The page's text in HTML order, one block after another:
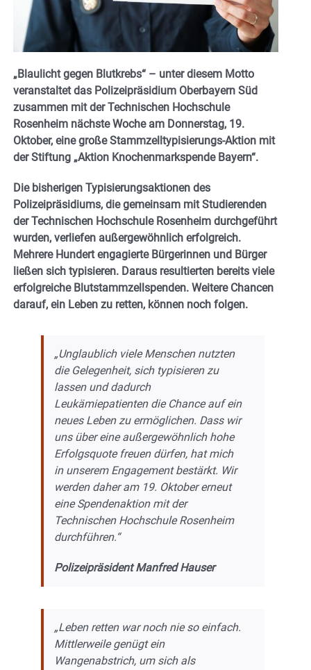
„Blaulicht gegen Blutkrebs“ – unter diesem Motto
veranstaltet das Polizeipräsidium Oberbayern Süd
zusammen mit der Technischen Hochschule
Rosenheim nächste Woche am Donnerstag, 19.
Oktober, eine große Stammzelltypisierungs-Aktion mit
der Stiftung „Aktion Knochenmarkspende Bayern“.
Die bisherigen Typisierungsaktionen des
Polizeipräsidiums, die gemeinsam mit Studierenden
der Technischen Hochschule Rosenheim durchgeführt
wurden, verliefen außergewöhnlich erfolgreich.
Mehrere Hundert engagierte Bürgerinnen und Bürger
ließen sich typisieren. Daraus resultierten bereits viele
erfolgreiche Blutstammzellspenden. Weitere Chancen
darauf, ein Leben zu retten, können noch folgen.
„Unglaublich viele Menschen nutzten
die Gelegenheit, sich typisieren zu
lassen und dadurch
Leukämiepatienten die Chance auf ein
neues Leben zu ermöglichen. Dass wir
uns über eine außergewöhnlich hohe
Erfolgsquote freuen dürfen, hat mich
in unserem Engagement bestärkt. Wir
werden daher am 19. Oktober erneut
eine Spendenaktion mit der
Technischen Hochschule Rosenheim
durchführen.“
Polizeipräsident Manfred Hauser
„Leben retten war noch nie so einfach.
Mittlerweile genügt ein
Wangenabstrich, um sich als